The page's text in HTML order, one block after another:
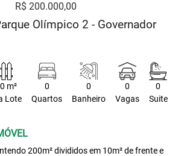
R$ 200.000,00
Olímpico 2 - Governador
m²
Lote
0
Quartos
0
Banheiro
0
Vagas
0
Suite
200m² divididos em 10m² de frente e